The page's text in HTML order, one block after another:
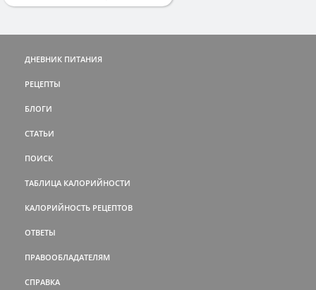
ДНЕВНИК ПИТАНИЯ
РЕЦЕПТЫ
БЛОГИ
СТАТЬИ
ПОИСК
ТАБЛИЦА КАЛОРИЙНОСТИ
КАЛОРИЙНОСТЬ РЕЦЕПТОВ
ОТВЕТЫ
ПРАВООБЛАДАТЕЛЯМ
СПРАВКА